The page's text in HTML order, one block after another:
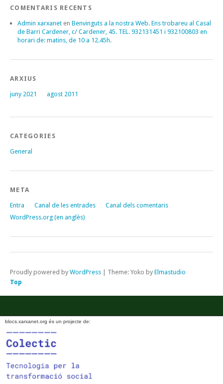
COMENTARIS RECENTS
Admin xarxanet en Benvinguts a la nostra Web. Ens trobareu al Casal
de Barri Cardener, c/ Cardener, 45. TEL. 932131451 i 932100803 en
horari de: matins, de 10 a 12.45h.
ARXIUS
juny 2021 agost 2011
CATEGORIES
General
META
Entra Canal de les entrades
Canal dels comentaris
WordPress.org (en anglès)
Proudly powered by WordPress | Theme: Yoko by Elmastudio
Top
blocs.xarxanet.org és un projecte de: